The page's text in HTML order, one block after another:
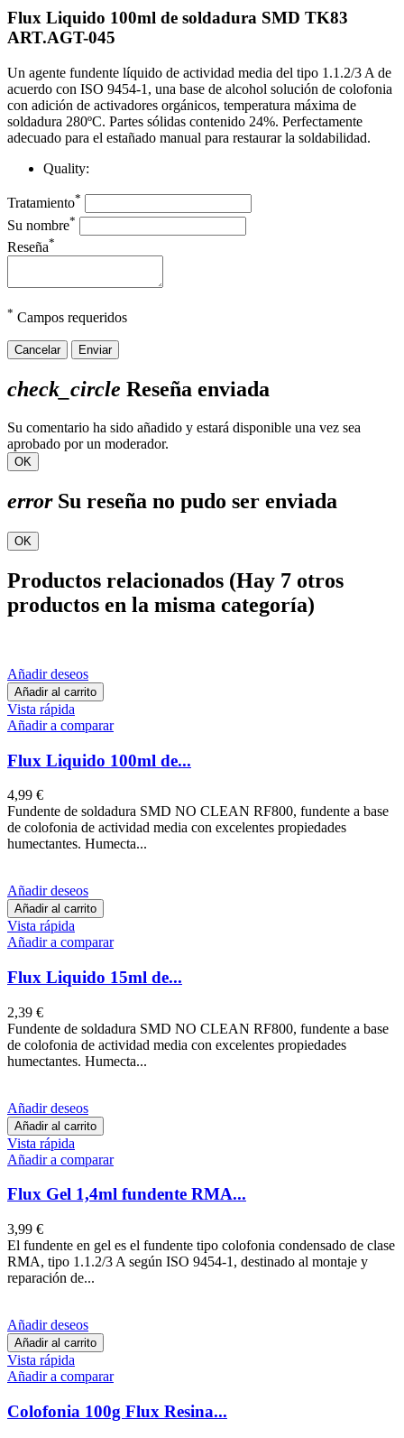
Flux Liquido 100ml de soldadura SMD TK83
ART.AGT-045
Un agente fundente líquido de actividad media del tipo 1.1.2/3 A de
acuerdo con ISO 9454-1, una base de alcohol solución de colofonia
con adición de activadores orgánicos, temperatura máxima de
soldadura 280ºC. Partes sólidas contenido 24%. Perfectamente
adecuado para el estañado manual para restaurar la soldabilidad.
Quality:
Tratamiento*
Su nombre*
Reseña*
* Campos requeridos
Cancelar Enviar
check_circle Reseña enviada
Su comentario ha sido añadido y estará disponible una vez sea
aprobado por un moderador.
OK
errorSu reseña no pudo ser enviada
OK
Productos relacionados (Hay 7 otros
productos en la misma categoría)
Añadir deseos
Añadir al carrito
Vista rápida
Añadir a comparar
Flux Liquido 100ml de...
4,99 €
Fundente de soldadura SMD NO CLEAN RF800, fundente a base
de colofonia de actividad media con excelentes propiedades
humectantes. Humecta...
Añadir deseos
Añadir al carrito
Vista rápida
Añadir a comparar
Flux Liquido 15ml de...
2,39 €
Fundente de soldadura SMD NO CLEAN RF800, fundente a base
de colofonia de actividad media con excelentes propiedades
humectantes. Humecta...
Añadir deseos
Añadir al carrito
Vista rápida
Añadir a comparar
Flux Gel 1,4ml fundente RMA...
3,99 €
El fundente en gel es el fundente tipo colofonia condensado de clase
RMA, tipo 1.1.2/3 A según ISO 9454-1, destinado al montaje y
reparación de...
Añadir deseos
Añadir al carrito
Vista rápida
Añadir a comparar
Colofonia 100g Flux Resina...